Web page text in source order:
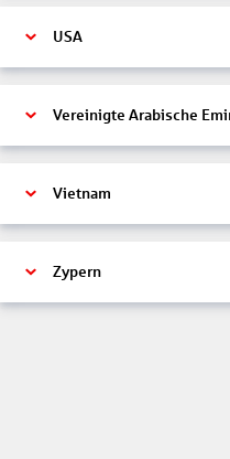
USA
Vereinigte Arabische
Vietnam
Zypern